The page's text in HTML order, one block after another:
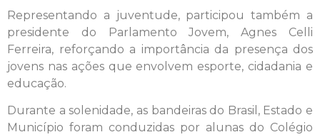
Representando a juventude, participou também a
presidente do Parlamento Jovem, Agnes Celli
Ferreira, reforçando a importância da presença dos
jovens nas ações que envolvem esporte, cidadania e
educação.
Durante a solenidade, as bandeiras do Brasil, Estado e
Município foram conduzidas por alunas do Colégio